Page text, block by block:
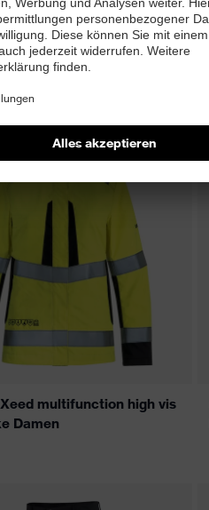
essentials Bundhose
multifunction high vis
Damen